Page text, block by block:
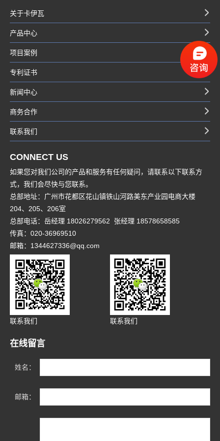
关于卡伊瓦
产品中心
项目案例
专利证书
新闻中心
商务合作
联系我们
CONNECT US
如果您对我们公司的产品和服务有任何疑问，请联系以下联系方
式，我们会尽快与您联系。
总部地址：广州市花都区花山镇铁山河路美东产业园电商大楼
204、205、206室
总部电话：岳经理 18026279562 张经理 18578658585
传真：020-36969510
邮箱：1344627336@qq.com
联系我们 联系我们
在线留言
姓名：
邮箱：